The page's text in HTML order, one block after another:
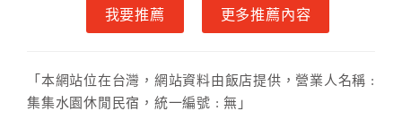
◎本飯店為預繳部分費用，故付款成功後不得辦理取消
訂單申請退款手續。
之訂金將全額沒收。
七、天候因素
我要推薦 更多推薦內容
「本網站位在台灣，網站資料由飯店提供，營業人名稱 :
集集水園休閒民宿，統一編號 : 無」